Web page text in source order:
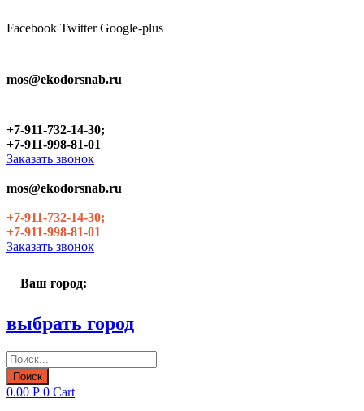
to
Facebook Twitter Google-plus
mos@ekodorsnab.ru
+7-911-732-14-30;
+7-911-998-81-01
Заказать звонок
mos@ekodorsnab.ru
+7-911-732-14-30;
+7-911-998-81-01
Заказать звонок
Ваш город:
выбрать город
Поиск
товаров
Поиск
0.00 Р 0 Cart